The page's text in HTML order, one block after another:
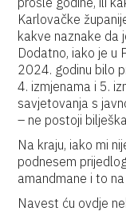
Karlovačke
kakve naznake da
Dodatno, iako je u
2024. godinu bilo
4. izmjenama i 5.
savjetovanja s
– ne postoji
Na kraju, iako mi
podnesem
amandmane i to
Navest ću ovdje